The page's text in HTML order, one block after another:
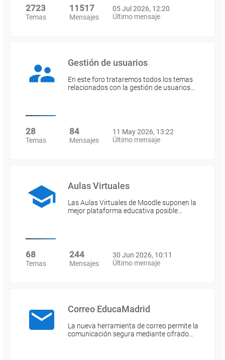
2723
Temas
11517
Mensajes
05 Jul 2026, 12:20
Último mensaje
Gestión de usuarios
En este foro trataremos todos los temas
relacionados con la gestión de usuarios…
28
Temas
84
Mensajes
11 May 2026, 13:22
Último mensaje
Aulas Virtuales
Las Aulas Virtuales de Moodle suponen la
mejor plataforma educativa posible…
68
Temas
244
Mensajes
30 Jun 2026, 10:11
Último mensaje
Correo EducaMadrid
La nueva herramienta de correo permite la
comunicación segura mediante cifrado…